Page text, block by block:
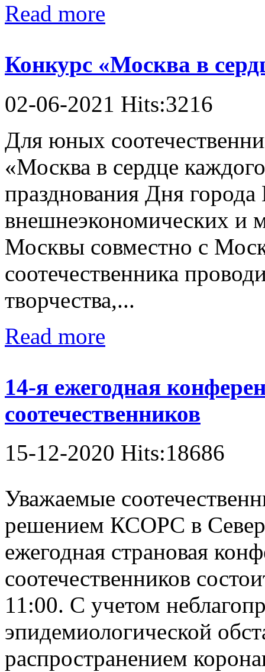
Read more
Конкурс «Москва в
02-06-2021 Hits:3216
Для юных
«Москва в сердце
празднования Дня
внешнеэкономических и
Москвы совместно с
соотечественника
творчества,...
Read more
14-я ежегодная
соотечественников
15-12-2020 Hits:18686
Уважаемые
решением КСОРС в
ежегодная страновая
соотечественников
11:00. С учетом
эпидемиологической
распространением